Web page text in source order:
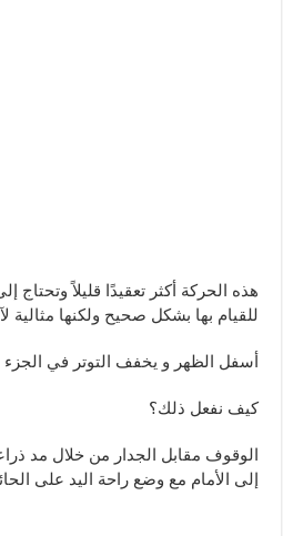
هذه الحركة أكثر تعقيدًا قليلاً وتحتاج
للقيام بها بشكل صحيح ولكنها مثالية
أسفل الظهر و يخفف التوتر في
كيف نفعل ذلك؟
الوقوف مقابل الجدار من خلال مد
إلى الأمام مع وضع راحة اليد على